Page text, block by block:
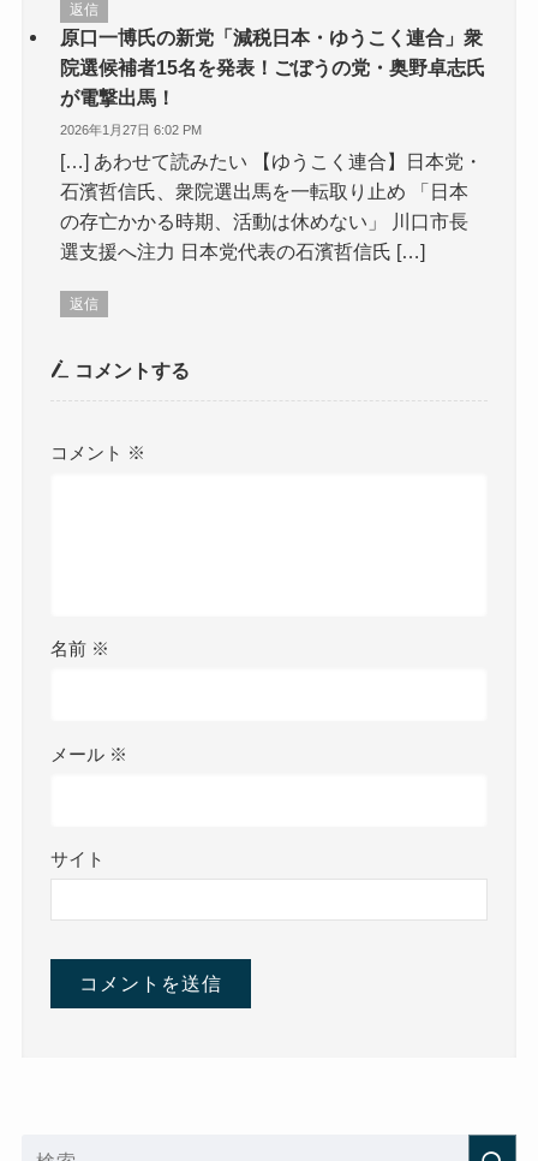
返信
原口一博氏の新党「減税日本・ゆうこく連合」衆
院選候補者15名を発表！ごぼうの党・奥野卓志氏
が電撃出馬！
2026年1月27日 6:02 PM
[…] あわせて読みたい 【ゆうこく連合】日本党・
石濱哲信氏、衆院選出馬を一転取り止め 「日本
の存亡かかる時期、活動は休めない」 川口市長
選支援へ注力 日本党代表の石濱哲信氏 […]
返信
コメントする
コメント ※
名前 ※
メール ※
サイト